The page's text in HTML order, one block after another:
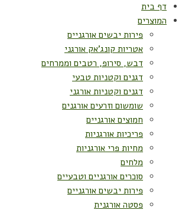
דף בית
המוצרים
פירות יבשים אורגניים
אטריות קונג'אק אורגני
דבש, סירופ, רטבים וממרחים
דגנים וקטניות טבעי
דגנים וקטניות אורגני
שומשום וזרעים אורגנים
חמוצים אורגניים
פריכיות אורגניות
מחיות פרי אורגניות
מלחים
סוכרים אורגניים וטבעיים
פירות יבשים אורגניים
פסטה אורגנית